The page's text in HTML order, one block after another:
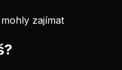
zajímat